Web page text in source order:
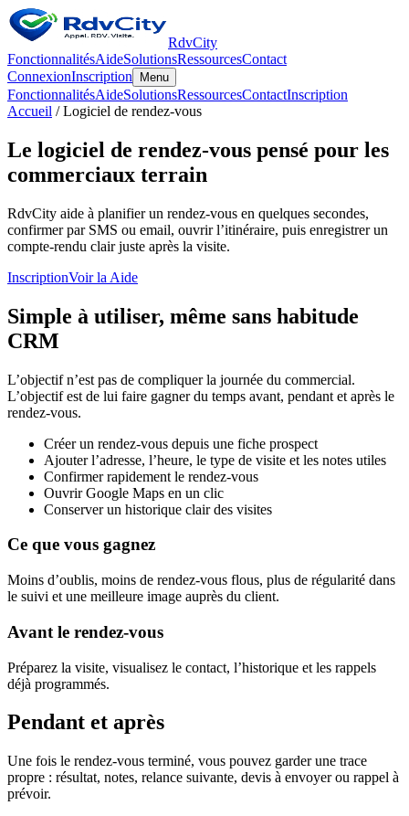
RdvCity
FonctionnalitésAideSolutionsRessourcesContact
ConnexionInscription Menu
FonctionnalitésAideSolutionsRessourcesContactInscription
Accueil / Logiciel de rendez-vous
Le logiciel de rendez-vous pensé pour les
commerciaux terrain
RdvCity aide à planifier un rendez-vous en quelques secondes,
confirmer par SMS ou email, ouvrir l’itinéraire, puis enregistrer un
compte-rendu clair juste après la visite.
InscriptionVoir la Aide
Simple à utiliser, même sans habitude
CRM
L’objectif n’est pas de compliquer la journée du commercial.
L’objectif est de lui faire gagner du temps avant, pendant et après le
rendez-vous.
Créer un rendez-vous depuis une fiche prospect
Ajouter l’adresse, l’heure, le type de visite et les notes utiles
Confirmer rapidement le rendez-vous
Ouvrir Google Maps en un clic
Conserver un historique clair des visites
Ce que vous gagnez
Moins d’oublis, moins de rendez-vous flous, plus de régularité dans
le suivi et une meilleure image auprès du client.
Avant le rendez-vous
Préparez la visite, visualisez le contact, l’historique et les rappels
déjà programmés.
Pendant et après
Une fois le rendez-vous terminé, vous pouvez garder une trace
propre : résultat, notes, relance suivante, devis à envoyer ou rappel à
prévoir.